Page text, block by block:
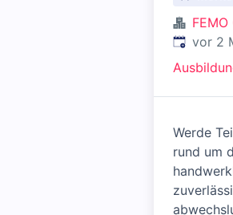
FEMO
vor 2
Werde
rund um